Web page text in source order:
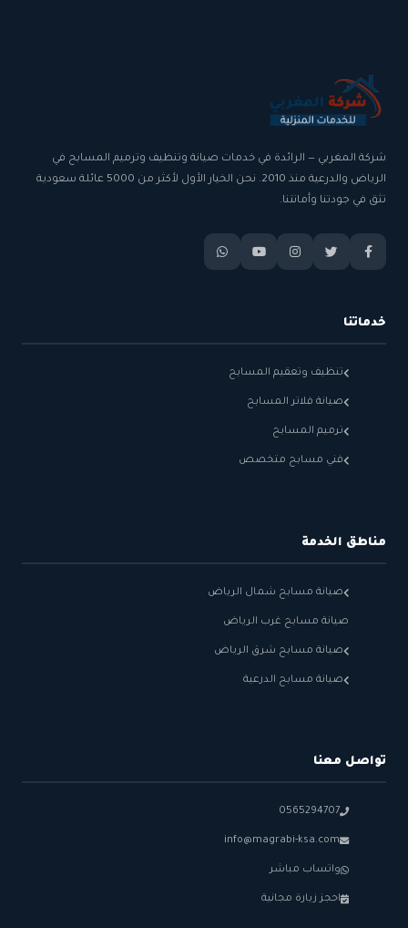
شركة المغربي — الرائدة في خدمات صيانة وتنظيف وترميم المسابح في
الرياض والدرعية منذ 2010. نحن الخيار الأول لأكثر من 5000 عائلة سعودية
تثق في جودتنا وأمانتنا.
خدماتنا
تنظيف وتعقيم المسابح
صيانة فلاتر المسابح
ترميم المسابح
فني مسابح متخصص
مناطق الخدمة
صيانة مسابح شمال الرياض
صيانة مسابح غرب الرياض
صيانة مسابح شرق الرياض
صيانة مسابح الدرعية
تواصل معنا
0565294707
info@magrabi-ksa.com
واتساب مباشر
احجز زيارة مجانية